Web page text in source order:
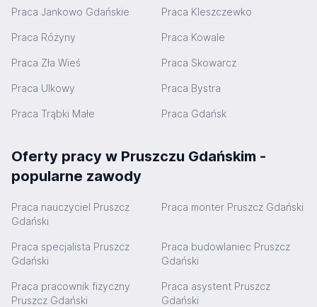
Praca Jankowo Gdańskie Praca Kleszczewko
Praca Różyny Praca Kowale
Praca Zła Wieś Praca Skowarcz
Praca Ulkowy Praca Bystra
Praca Trąbki Małe Praca Gdańsk
Oferty pracy w Pruszczu Gdańskim -
popularne zawody
Praca nauczyciel Pruszcz
Gdański
Praca monter Pruszcz Gdański
Praca specjalista Pruszcz
Gdański
Praca budowlaniec Pruszcz
Gdański
Praca pracownik fizyczny
Pruszcz Gdański
Praca asystent Pruszcz
Gdański